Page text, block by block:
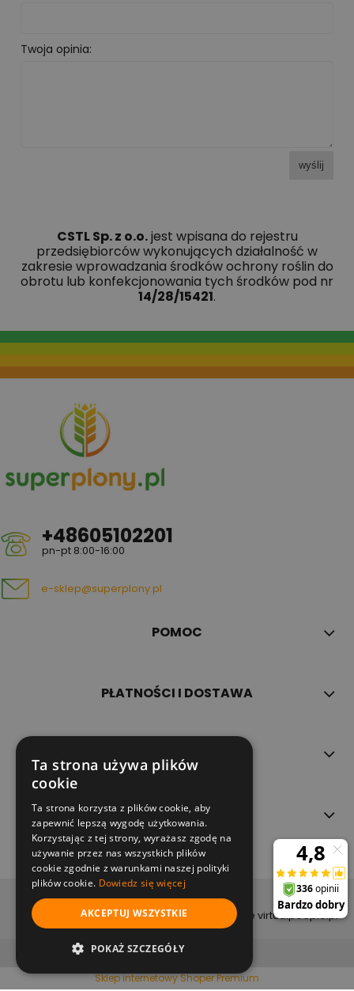
Twoja opinia:
wyślij
CSTL Sp. z o.o.jest wpisana do rejestru
przedsiębiorców wykonujących działalność w
zakresie wprowadzania środków ochrony roślin do
obrotu lub konfekcjonowania tych środków pod nr
14/28/15421.
+48605102201
pn-pt 8:00-16:00
e-sklep@superplony.pl
POMOC
PŁATNOŚCI I DOSTAWA
O NAS
copyright (c) 2022
projekt i wykonanie virtualpeople.pl
pokaż pełną wersję strony
Sklep internetowy Shoper Premium
Ta strona używa plików
cookie
Ta strona korzysta z plików cookie, aby
zapewnić lepszą wygodę użytkowania.
Korzystając z tej strony, wyrażasz zgodę na
używanie przez nas wszystkich plików
cookie zgodnie z warunkami naszej polityki
plików cookie. Dowiedz się więcej
AKCEPTUJ WSZYSTKIE
POKAŻ SZCZEGÓŁY